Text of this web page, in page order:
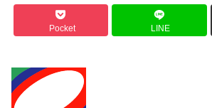
Pocket LINE